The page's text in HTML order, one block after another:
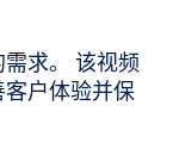
求。 该视频
户体验并保